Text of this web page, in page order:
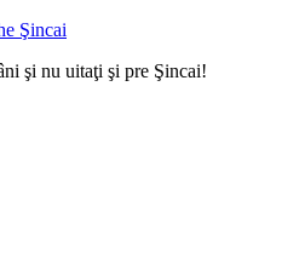
Şincai
şi nu uitaţi şi pre Şincai!